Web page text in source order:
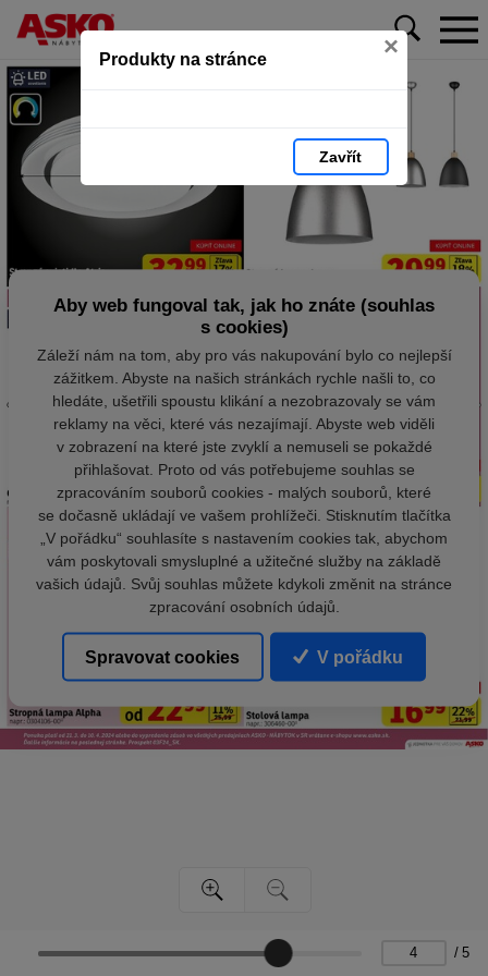
Produkty na stránce ×
Zavřít
/ 5
Aby web fungoval tak, jak ho znáte (souhlas
s cookies)
Záleží nám na tom, aby pro vás nakupování bylo co nejlepší
zážitkem. Abyste na našich stránkách rychle našli to, co
hledáte, ušetřili spoustu klikání a nezobrazovaly se vám
reklamy na věci, které vás nezajímají. Abyste web viděli
v zobrazení na které jste zvyklí a nemuseli se pokaždé
přihlašovat. Proto od vás potřebujeme souhlas se
zpracováním souborů cookies - malých souborů, které
se dočasně ukládají ve vašem prohlížeči. Stisknutím tlačítka
„V pořádku“ souhlasíte s nastavením cookies tak, abychom
vám poskytovali smysluplné a užitečné služby na základě
vašich údajů. Svůj souhlas můžete kdykoli změnit na stránce
zpracování osobních údajů.
Spravovat cookies V pořádku